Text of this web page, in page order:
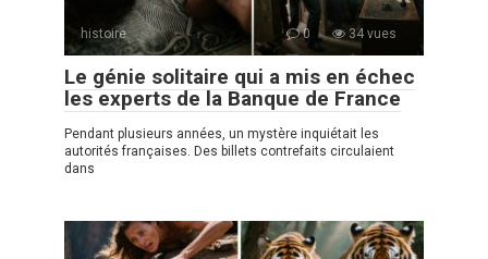
histoire 0 34 vues
Le génie solitaire qui a mis en échec
les experts de la Banque de France
Pendant plusieurs années, un mystère inquiétait les
autorités françaises. Des billets contrefaits circulaient
dans